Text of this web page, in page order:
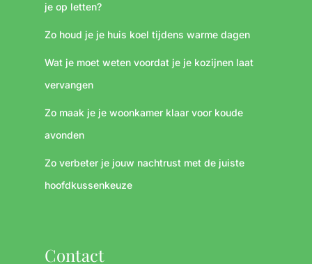
je op letten?
Zo houd je je huis koel tijdens warme dagen
Wat je moet weten voordat je je kozijnen laat
vervangen
Zo maak je je woonkamer klaar voor koude
avonden
Zo verbeter je jouw nachtrust met de juiste
hoofdkussenkeuze
Contact